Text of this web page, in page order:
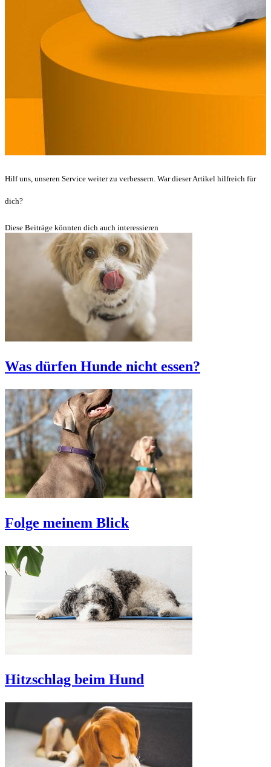
Hilf uns, unseren Service weiter zu verbessern. War dieser Artikel hilfreich für
dich?
Diese Beiträge könnten dich auch interessieren
Was dürfen Hunde nicht essen?
Folge meinem Blick
Hitzschlag beim Hund